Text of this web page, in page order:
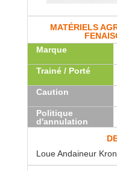
MATÉRIELS
Marque
Trainé / Porté
Caution
Politique
d'annulation
Loue Andaineur